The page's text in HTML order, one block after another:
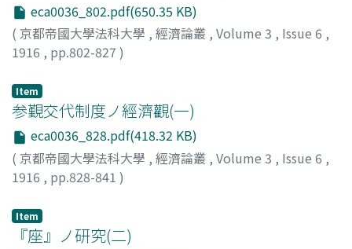
eca0036_802.pdf(650.35 KB)
( 京都帝國大學法科大學 , 經濟論叢 , Volume 3 , Issue 6 ,
1916 , pp.802-827 )
Item
参覲交代制度ノ經濟觀(一)
eca0036_828.pdf(418.32 KB)
( 京都帝國大學法科大學 , 經濟論叢 , Volume 3 , Issue 6 ,
1916 , pp.828-841 )
Item
『座』ノ研究(二)